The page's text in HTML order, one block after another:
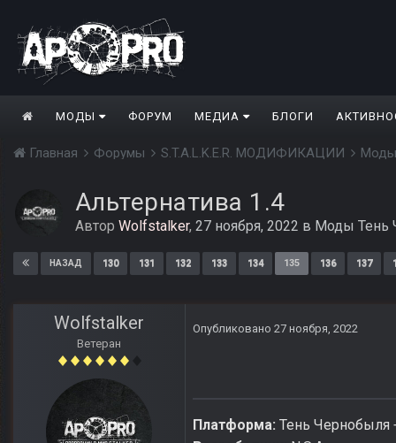
МОДЫ ФОРУМ МЕДИА БЛОГИ
Главная Форумы S.T.A.L.K.E.R. МОДИФИКАЦИИ
Альтернатива 1.4
Автор Wolfstalker, 27 ноября, 2022 в Моды Тень
НАЗАД 130 131 132 133 134 135 136 137
Wolfstalker
Ветеран
Опубликовано 27 ноября, 2022
Платформа: Тень Чернобыля